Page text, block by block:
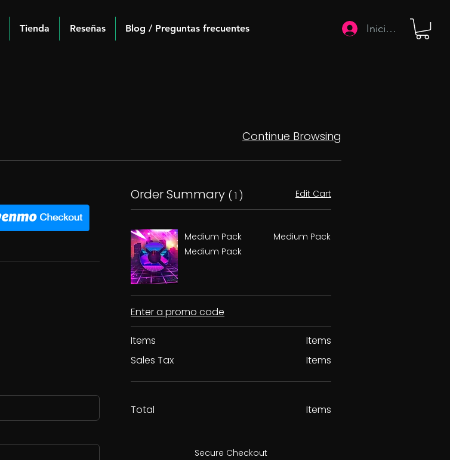
Tienda Reseñas Blog / Preguntas frecuentes Iniciar sesión
Continue Browsing
Order Summary ( 1 ) Edit Cart
Medium Pack
Medium Pack
Medium Pack
Enter a promo code
Items
Sales Tax
Items
Items
Total Items
Secure Checkout